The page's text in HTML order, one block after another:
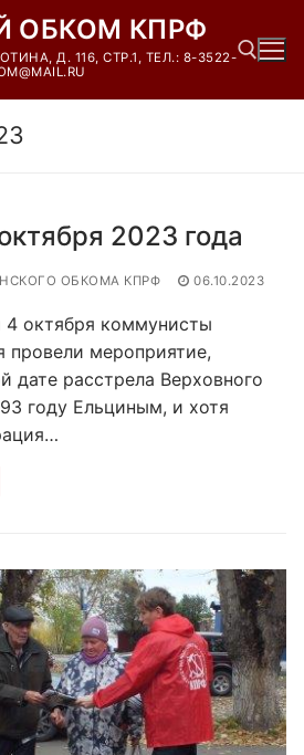
ОБКОМ КПРФ
Д. 116, СТР.1, ТЕЛ.: 8-3522-
2023 года
ОБКОМА КПРФ 06.10.2023
октября коммунисты
провели мероприятие,
дате расстрела Верховного
году Ельциным, и хотя